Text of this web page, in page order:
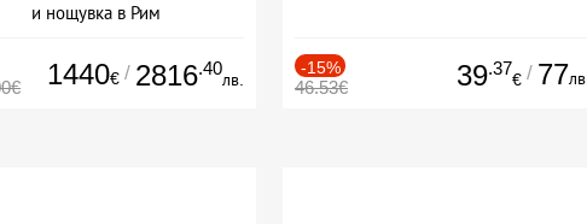
и нощувка в Рим
1440€ / 2816.40
лв.
-15%
46.53€ 39.37
€ / 77лв.